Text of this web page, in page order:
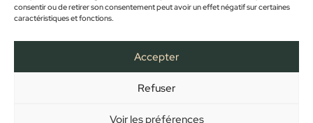
consentir ou de retirer son consentement peut avoir un effet négatif sur certaines
caractéristiques et fonctions.
Accepter
Refuser
Voir les préférences
BOUTIQUE
CONFIDENTIALITÉ